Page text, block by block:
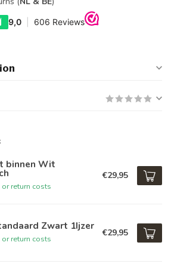
binnen Wit
return costs
€29,95
Zwart 1Ijzer
return costs
€29,95